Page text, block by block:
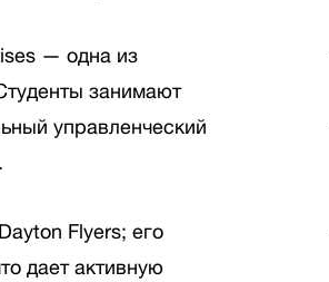
— одна из
занимают
управленческий
Flyers; его
дает активную